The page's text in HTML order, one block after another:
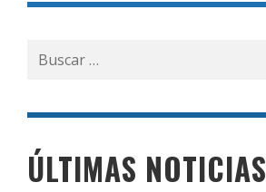
Buscar
por:
ÚLTIMAS NOTICIAS